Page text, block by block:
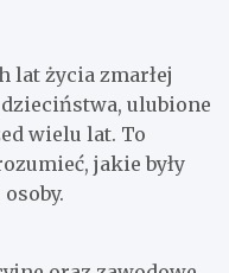
lat życia zmarłej
ulubione
wielu lat. To
jakie były